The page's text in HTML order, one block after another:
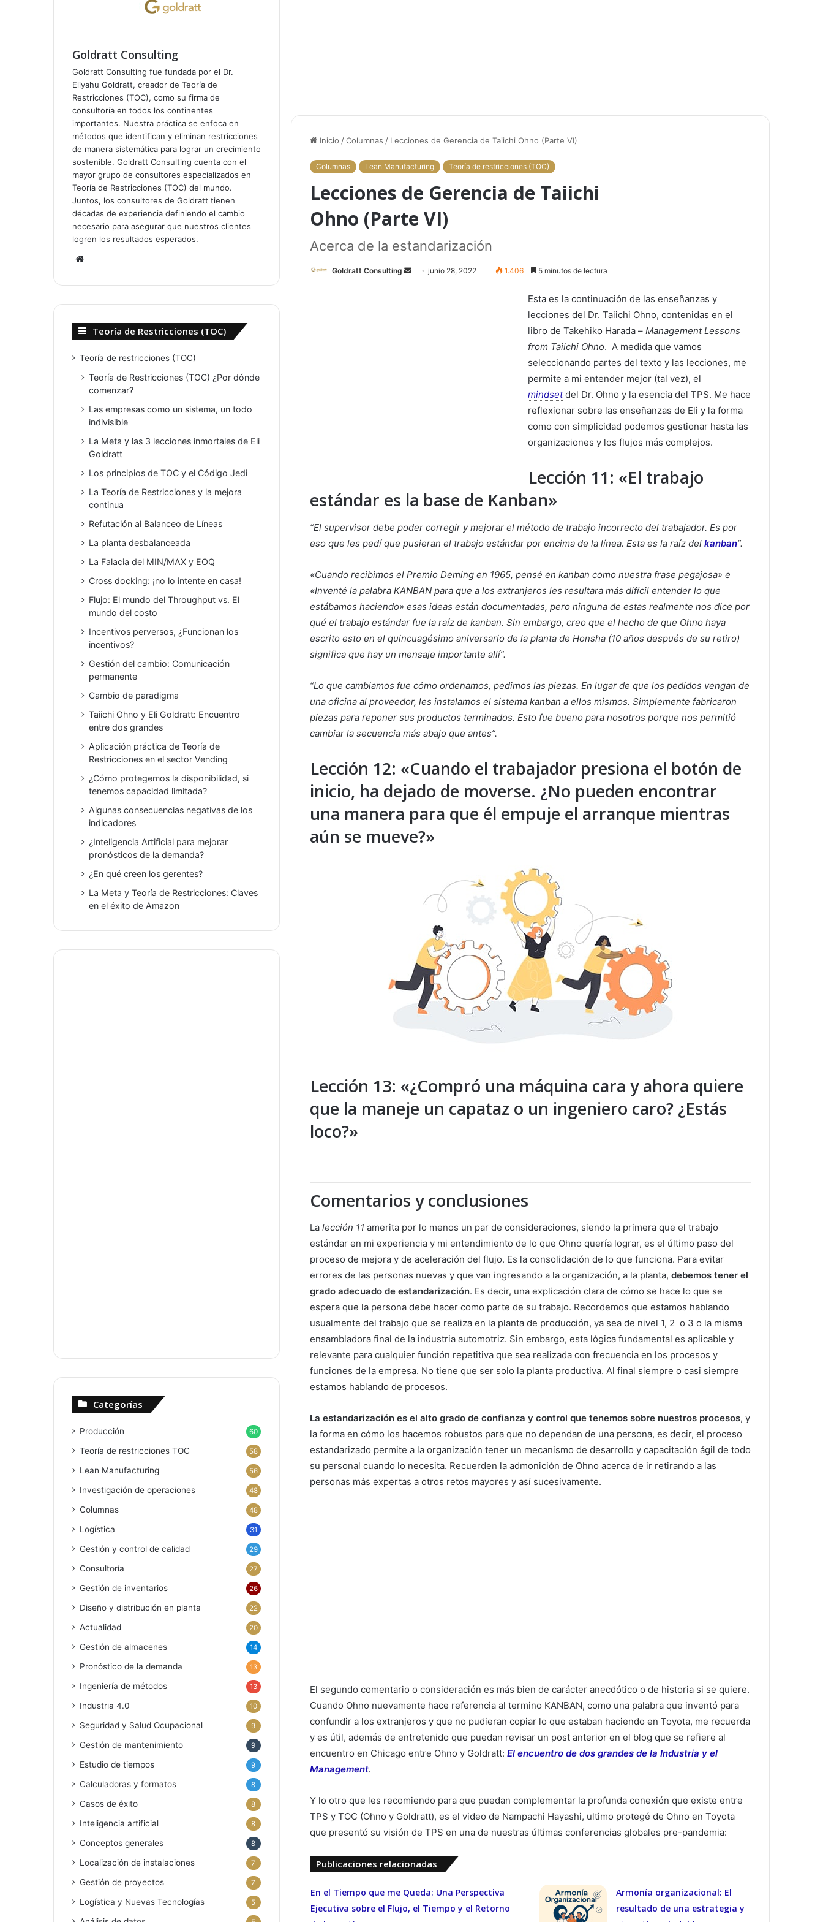
Inicio /Columnas / Lecciones de Gerencia de Taiichi Ohno (Parte VI)
Columnas Lean Manufacturing Teoría de restricciones (TOC)
Lecciones de Gerencia de Taiichi
Ohno (Parte VI)
Acerca de la estandarización
Goldratt Consulting junio 28, 2022 1.406 5 minutos de lectura
Esta es la continuación de las enseñanzas y
lecciones del Dr. Taiichi Ohno, contenidas en el
libro de Takehiko Harada – Management Lessons
from Taiichi Ohno. A medida que vamos
seleccionando partes del texto y las lecciones, me
permite a mi entender mejor (tal vez), el
mindsetdel Dr. Ohno y la esencia del TPS. Me hace
reflexionar sobre las enseñanzas de Eli y la forma
como con simplicidad podemos gestionar hasta las
organizaciones y los flujos más complejos.
Lección 11: «El trabajo
estándar es la base de Kanban»
“El supervisor debe poder corregir y mejorar el método de trabajo incorrecto del trabajador. Es por
eso que les pedí que pusieran el trabajo estándar por encima de la línea. Esta es la raíz del kanban”.
«Cuando recibimos el Premio Deming en 1965, pensé en kanban como nuestra frase pegajosa» e
«Inventé la palabra KANBAN para que a los extranjeros les resultara más difícil entender lo que
estábamos haciendo» esas ideas están documentadas, pero ninguna de estas realmente nos dice por
qué el trabajo estándar fue la raíz de kanban. Sin embargo, creo que el hecho de que Ohno haya
escrito esto en el quincuagésimo aniversario de la planta de Honsha (10 años después de su retiro)
significa que hay un mensaje importante allí”.
“Lo que cambiamos fue cómo ordenamos, pedimos las piezas. En lugar de que los pedidos vengan de
una oficina al proveedor, les instalamos el sistema kanban a ellos mismos. Simplemente fabricaron
piezas para reponer sus productos terminados. Esto fue bueno para nosotros porque nos permitió
cambiar la secuencia más abajo que antes”.
Lección 12: «Cuando el trabajador presiona el botón de
inicio, ha dejado de moverse. ¿No pueden encontrar
una manera para que él empuje el arranque mientras
aún se mueve?»
Lección 13: «¿Compró una máquina cara y ahora quiere
que la maneje un capataz o un ingeniero caro? ¿Estás
loco?»
Comentarios y conclusiones
La lección 11 amerita por lo menos un par de consideraciones, siendo la primera que el trabajo
estándar en mi experiencia y mi entendimiento de lo que Ohno quería lograr, es el último paso del
proceso de mejora y de aceleración del flujo. Es la consolidación de lo que funciona. Para evitar
errores de las personas nuevas y que van ingresando a la organización, a la planta, debemos tener el
grado adecuado de estandarización. Es decir, una explicación clara de cómo se hace lo que se
espera que la persona debe hacer como parte de su trabajo. Recordemos que estamos hablando
usualmente del trabajo que se realiza en la planta de producción, ya sea de nivel 1, 2 o 3 o la misma
ensambladora final de la industria automotriz. Sin embargo, esta lógica fundamental es aplicable y
relevante para cualquier función repetitiva que sea realizada con frecuencia en los procesos y
funciones de la empresa. No tiene que ser solo la planta productiva. Al final siempre o casi siempre
estamos hablando de procesos.
La estandarización es el alto grado de confianza y control que tenemos sobre nuestros procesos, y
la forma en cómo los hacemos robustos para que no dependan de una persona, es decir, el proceso
estandarizado permite a la organización tener un mecanismo de desarrollo y capacitación ágil de todo
su personal cuando lo necesita. Recuerden la admonición de Ohno acerca de ir retirando a las
personas más expertas a otros retos mayores y así sucesivamente.
El segundo comentario o consideración es más bien de carácter anecdótico o de historia si se quiere.
Cuando Ohno nuevamente hace referencia al termino KANBAN, como una palabra que inventó para
confundir a los extranjeros y que no pudieran copiar lo que estaban haciendo en Toyota, me recuerda
y es útil, además de entretenido que puedan revisar un post anterior en el blog que se refiere al
encuentro en Chicago entre Ohno y Goldratt: El encuentro de dos grandes de la Industria y el
Management.
Y lo otro que les recomiendo para que puedan complementar la profunda conexión que existe entre
TPS y TOC (Ohno y Goldratt), es el video de Nampachi Hayashi, ultimo protegé de Ohno en Toyota
que presentó su visión de TPS en una de nuestras últimas conferencias globales pre-pandemia:
Publicaciones relacionadas
En el Tiempo que me Queda: Una Perspectiva
Ejecutiva sobre el Flujo, el Tiempo y el Retorno
Armonía organizacional: El
resultado de una estrategia y
Goldratt Consulting
Goldratt Consulting fue fundada por el Dr.
Eliyahu Goldratt, creador de Teoría de
Restricciones (TOC), como su firma de
consultoría en todos los continentes
importantes. Nuestra práctica se enfoca en
métodos que identifican y eliminan restricciones
de manera sistemática para lograr un crecimiento
sostenible. Goldratt Consulting cuenta con el
mayor grupo de consultores especializados en
Teoría de Restricciones (TOC) del mundo.
Juntos, los consultores de Goldratt tienen
décadas de experiencia definiendo el cambio
necesario para asegurar que nuestros clientes
logren los resultados esperados.
we
b
Teoría de Restricciones (TOC)
Teoría de restricciones (TOC)
Teoría de Restricciones (TOC) ¿Por dónde
comenzar?
Las empresas como un sistema, un todo
indivisible
La Meta y las 3 lecciones inmortales de Eli
Goldratt
Los principios de TOC y el Código Jedi
La Teoría de Restricciones y la mejora
continua
Refutación al Balanceo de Líneas
La planta desbalanceada
La Falacia del MIN/MAX y EOQ
Cross docking: ¡no lo intente en casa!
Flujo: El mundo del Throughput vs. El
mundo del costo
Incentivos perversos, ¿Funcionan los
incentivos?
Gestión del cambio: Comunicación
permanente
Cambio de paradigma
Taiichi Ohno y Eli Goldratt: Encuentro
entre dos grandes
Aplicación práctica de Teoría de
Restricciones en el sector Vending
¿Cómo protegemos la disponibilidad, si
tenemos capacidad limitada?
Algunas consecuencias negativas de los
indicadores
¿Inteligencia Artificial para mejorar
pronósticos de la demanda?
¿En qué creen los gerentes?
La Meta y Teoría de Restricciones: Claves
en el éxito de Amazon
Categorías
Producción 60
Teoría de restricciones TOC 58
Lean Manufacturing 56
Investigación de operaciones 48
Columnas 48
Logística 31
Gestión y control de calidad 29
Consultoría 27
Gestión de inventarios 26
Diseño y distribución en planta 22
Actualidad 20
Gestión de almacenes 14
Pronóstico de la demanda 13
Ingeniería de métodos 13
Industria 4.0 10
Seguridad y Salud Ocupacional 9
Gestión de mantenimiento 9
Estudio de tiempos 9
Calculadoras y formatos 8
Casos de éxito 8
Inteligencia artificial 8
Conceptos generales 8
Localización de instalaciones 7
Gestión de proyectos 7
Logística y Nuevas Tecnologías 5